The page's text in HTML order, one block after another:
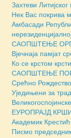
Захтеви
Нек Вас покрива
Амбасади
САОПШТЕЊЕ
Вјечнаја памјат
Ко се крстом
САОПШТЕЊЕ
Срећно
Уједињени за
ЕУРОПРАЈД
Академик
Писмо